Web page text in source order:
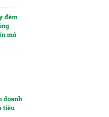
đêm
mỏ
doanh
tiêu